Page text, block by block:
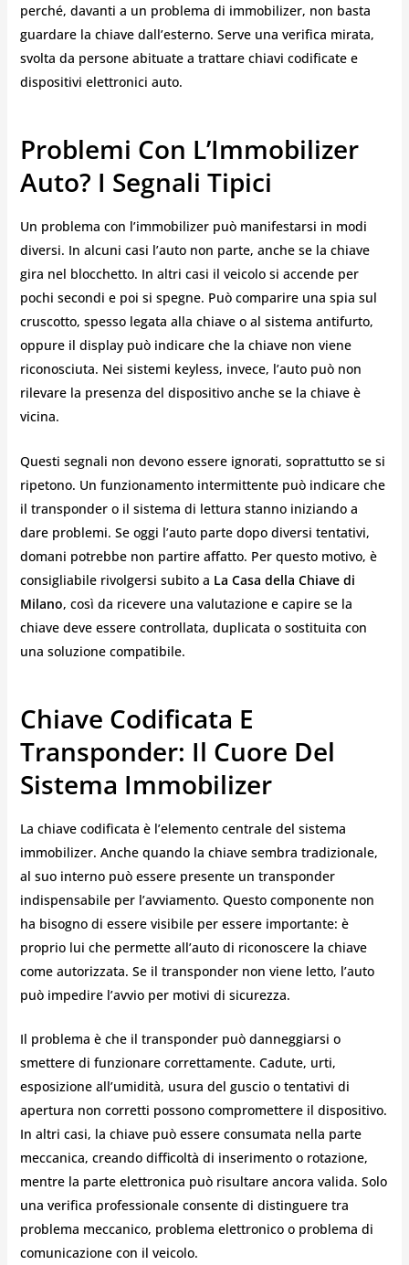
perché, davanti a un problema di immobilizer, non basta
guardare la chiave dall’esterno. Serve una verifica mirata,
svolta da persone abituate a trattare chiavi codificate e
dispositivi elettronici auto.
Problemi Con L’Immobilizer
Auto? I Segnali Tipici
Un problema con l’immobilizer può manifestarsi in modi
diversi. In alcuni casi l’auto non parte, anche se la chiave
gira nel blocchetto. In altri casi il veicolo si accende per
pochi secondi e poi si spegne. Può comparire una spia sul
cruscotto, spesso legata alla chiave o al sistema antifurto,
oppure il display può indicare che la chiave non viene
riconosciuta. Nei sistemi keyless, invece, l’auto può non
rilevare la presenza del dispositivo anche se la chiave è
vicina.
Questi segnali non devono essere ignorati, soprattutto se si
ripetono. Un funzionamento intermittente può indicare che
il transponder o il sistema di lettura stanno iniziando a
dare problemi. Se oggi l’auto parte dopo diversi tentativi,
domani potrebbe non partire affatto. Per questo motivo, è
consigliabile rivolgersi subito a La Casa della Chiave di
Milano, così da ricevere una valutazione e capire se la
chiave deve essere controllata, duplicata o sostituita con
una soluzione compatibile.
Chiave Codificata E
Transponder: Il Cuore Del
Sistema Immobilizer
La chiave codificata è l’elemento centrale del sistema
immobilizer. Anche quando la chiave sembra tradizionale,
al suo interno può essere presente un transponder
indispensabile per l’avviamento. Questo componente non
ha bisogno di essere visibile per essere importante: è
proprio lui che permette all’auto di riconoscere la chiave
come autorizzata. Se il transponder non viene letto, l’auto
può impedire l’avvio per motivi di sicurezza.
Il problema è che il transponder può danneggiarsi o
smettere di funzionare correttamente. Cadute, urti,
esposizione all’umidità, usura del guscio o tentativi di
apertura non corretti possono compromettere il dispositivo.
In altri casi, la chiave può essere consumata nella parte
meccanica, creando difficoltà di inserimento o rotazione,
mentre la parte elettronica può risultare ancora valida. Solo
una verifica professionale consente di distinguere tra
problema meccanico, problema elettronico o problema di
comunicazione con il veicolo.